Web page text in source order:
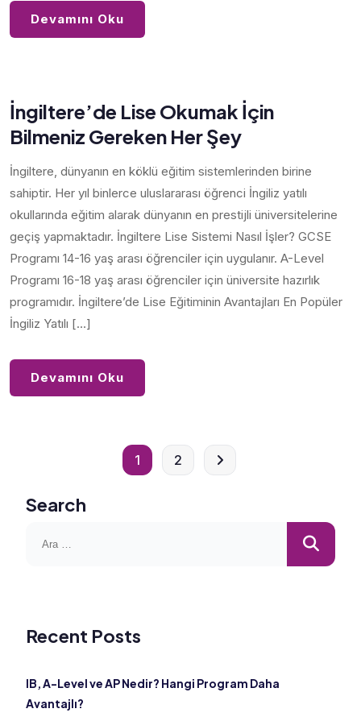
Devamını Oku
İngiltere’de Lise Okumak İçin
Bilmeniz Gereken Her Şey
İngiltere, dünyanın en köklü eğitim sistemlerinden birine
sahiptir. Her yıl binlerce uluslararası öğrenci İngiliz yatılı
okullarında eğitim alarak dünyanın en prestijli üniversitelerine
geçiş yapmaktadır. İngiltere Lise Sistemi Nasıl İşler? GCSE
Programı 14-16 yaş arası öğrenciler için uygulanır. A-Level
Programı 16-18 yaş arası öğrenciler için üniversite hazırlık
programıdır. İngiltere’de Lise Eğitiminin Avantajları En Popüler
İngiliz Yatılı […]
Devamını Oku
1 2
Search
Recent Posts
IB, A-Level ve AP Nedir? Hangi Program Daha
Avantajlı?